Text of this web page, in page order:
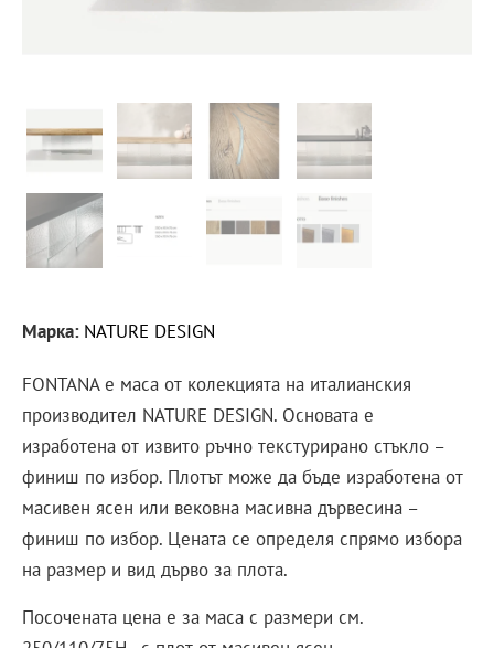
Марка: NATURE DESIGN
FONTANA е маса от колекцията на италианския
производител NATURE DESIGN. Основата е
изработена от извито ръчно текстурирано стъкло –
финиш по избор. Плотът може да бъде изработена от
масивен ясен или вековна масивна дървесина –
финиш по избор. Цената се определя спрямо избора
на размер и вид дърво за плота.
Посочената цена е за маса с размери см.